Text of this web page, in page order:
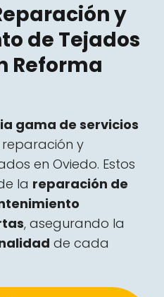
y
de Tejados
Reforma
gama de servicios
y
en Oviedo. Estos
la reparación de
, asegurando la
de cada